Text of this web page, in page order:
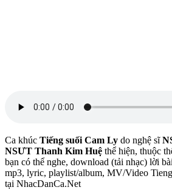
Ca khúc Tiếng suối Cam Ly do nghệ sĩ
NSƯT Thanh Kim Huệ thể hiện, thuộc
bạn có thể nghe, download (tải nhạc) lời
mp3, lyric, playlist/album, MV/Video
tại NhacDanCa.Net